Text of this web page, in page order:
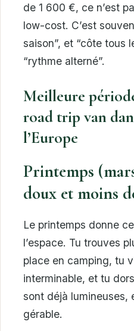
de 1 600 €, ce n’est
low-cost. C’est
saison”, et “côte tous
“rythme alterné”.
Meilleure
road trip van
l’Europe
Printemps
doux et moins
Le printemps donne
l’espace. Tu trouves
place en camping, tu
interminable, et tu
sont déjà lumineuses,
gérable.